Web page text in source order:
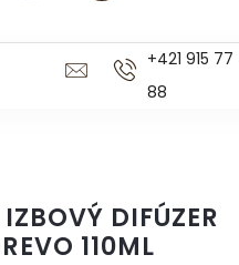
KUCHYŇA+421 915
88
DIFÚZER
110ML